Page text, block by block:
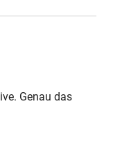
Genau das